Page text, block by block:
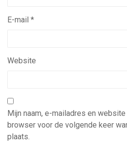
E-mail *
Website
Mijn naam, e-mailadres en
browser voor de volgende keer
plaats.